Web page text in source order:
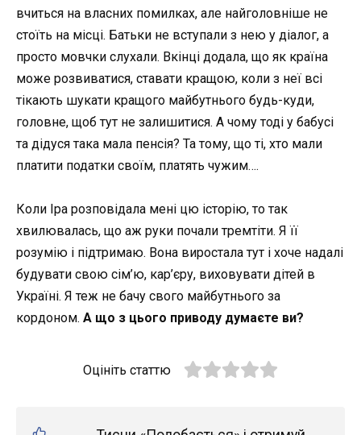
вчиться на власних помилках, але найголовніше не
стоїть на місці. Батьки не вступали з нею у діалог, а
просто мовчки слухали. Вкінці додала, що як країна
може розвиватися, ставати кращою, коли з неї всі
тікають шукати кращого майбутнього будь-куди,
головне, щоб тут не залишитися. А чому тоді у бабусі
та дідуся така мала пенсія? Та тому, що ті, хто мали
платити податки своїм, платять чужим….
Коли Іра розповідала мені цю історію, то так
хвилювалась, що аж руки почали тремтіти. Я її
розумію і підтримаю. Вона виростала тут і хоче надалі
будувати свою сім’ю, кар’єру, виховувати дітей в
Україні. Я теж не бачу свого майбутнього за
кордоном. А що з цього приводу думаєте ви?
Оцініть статтю